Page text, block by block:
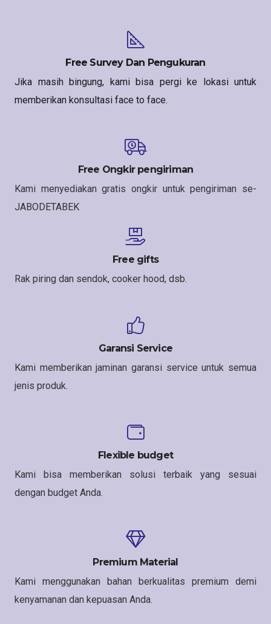
Free Survey Dan Pengukuran
Jika masih bingung, kami bisa pergi ke lokasi untuk
memberikan konsultasi face to face.
Free Ongkir pengiriman
Kami menyediakan gratis ongkir untuk pengiriman se-
JABODETABEK
Free gifts
Rak piring dan sendok, cooker hood, dsb.
Garansi Service
Kami memberikan jaminan garansi service untuk semua
jenis produk.
Flexible budget
Kami bisa memberikan solusi terbaik yang sesuai
dengan budget Anda.
Premium Material
Kami menggunakan bahan berkualitas premium demi
kenyamanan dan kepuasan Anda.